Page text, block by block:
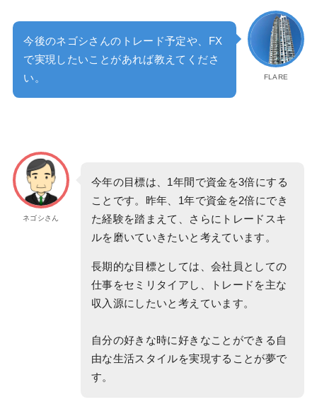
FLARE
今後のネゴシさんのトレード予定や、FX
で実現したいことがあれば教えてくださ
い。
ネゴシさん
今年の目標は、1年間で資金を3倍にする
ことです。昨年、1年で資金を2倍にでき
た経験を踏まえて、さらにトレードスキ
ルを磨いていきたいと考えています。
長期的な目標としては、会社員としての
仕事をセミリタイアし、トレードを主な
収入源にしたいと考えています。
自分の好きな時に好きなことができる自
由な生活スタイルを実現することが夢で
す。